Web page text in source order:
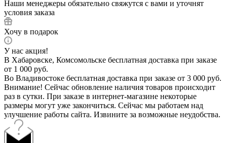
Наши менеджеры обязательно свяжутся с вами и уточнят
условия заказа
Хочу в подарок
У нас акция!
В Хабаровске, Комсомольске бесплатная доставка при заказе
от 1 000 руб.
Во Владивостоке бесплатная доставка при заказе от 3 000 руб.
Внимание! Сейчас обновление наличия товаров происходит
раз в сутки. При заказе в интернет-магазине некоторые
размеры могут уже закончиться. Сейчас мы работаем над
улучшение работы сайта. Извините за возможные неудобства.